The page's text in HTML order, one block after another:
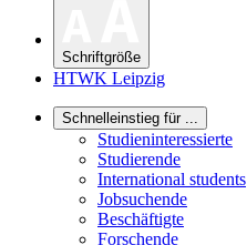
Schriftgröße
HTWK Leipzig
Schnelleinstieg für ...
Studieninteressierte
Studierende
International students
Jobsuchende
Beschäftigte
Forschende